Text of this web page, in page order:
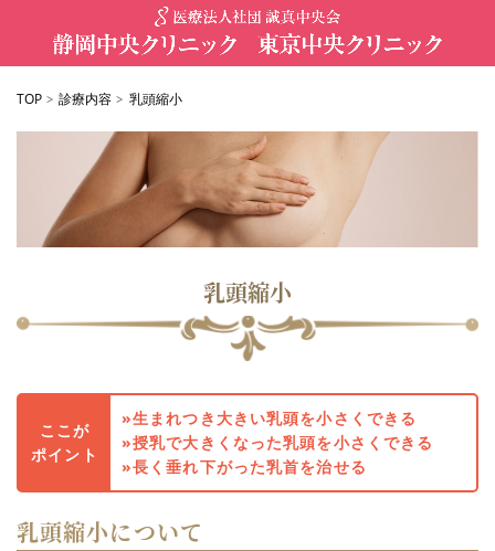
TOP >診療内容 > 乳頭縮小
乳頭縮小
ここが
ポイント
生まれつき大きい乳頭を小さくできる
授乳で大きくなった乳頭を小さくできる
長く垂れ下がった乳首を治せる
乳頭縮小について